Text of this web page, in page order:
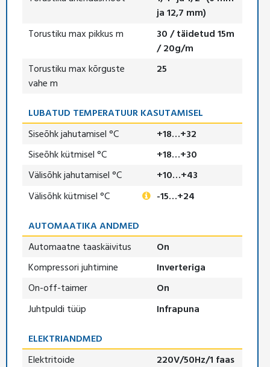
ja 12,7 mm)
Torustiku max pikkus m
30 / täidetud 15m
/ 20g/m
Torustiku max kõrguste
vahe m
25
LUBATUD TEMPERATUUR KASUTAMISEL
Siseõhk jahutamisel °C
+18…+32
Siseõhk kütmisel °C
+18…+30
Välisõhk jahutamisel °C
+10…+43
Välisõhk kütmisel °C
-15…+24
AUTOMAATIKA ANDMED
Automaatne taaskäivitus
On
Kompressori juhtimine
Inverteriga
On-off-taimer
On
Juhtpuldi tüüp
Infrapuna
ELEKTRIANDMED
Elektritoide
220V/50Hz/1 faas